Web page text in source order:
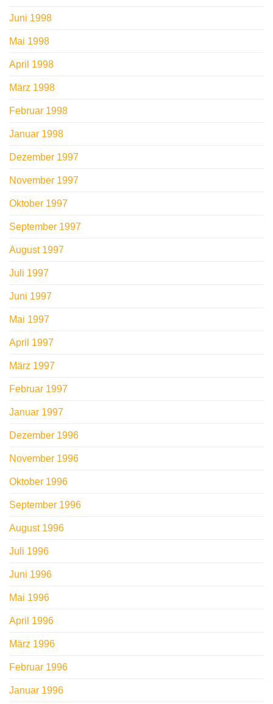
Juni 1998
Mai 1998
April 1998
März 1998
Februar 1998
Januar 1998
Dezember 1997
November 1997
Oktober 1997
September 1997
August 1997
Juli 1997
Juni 1997
Mai 1997
April 1997
März 1997
Februar 1997
Januar 1997
Dezember 1996
November 1996
Oktober 1996
September 1996
August 1996
Juli 1996
Juni 1996
Mai 1996
April 1996
März 1996
Februar 1996
Januar 1996